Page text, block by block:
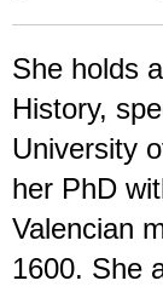
She holds
History,
University
her PhD
Valencian
1600. She